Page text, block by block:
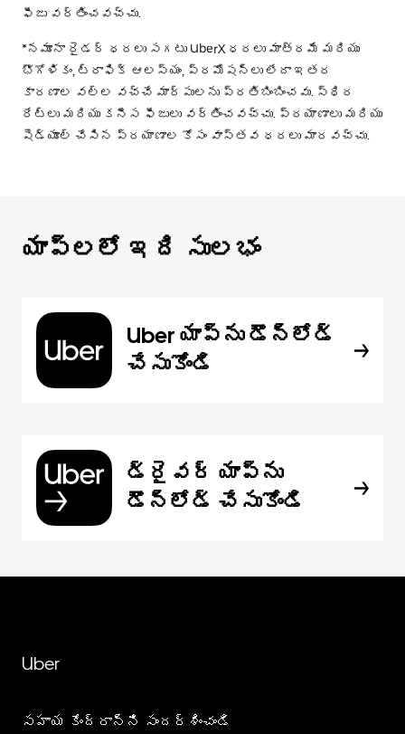
ఫీజు వర్తించవచ్చు.
*నమూనా రైడర్ ధరలు సగటు UberX ధరలు మాత్రమే మరియు
భౌగోళికం, ట్రాఫిక్ ఆలస్యం, ప్రమోషన్లు లేదా ఇతర
కారణాల వల్ల వచ్చే మార్పులను ప్రతిబింబించవు. స్థిర
రేట్లు మరియు కనీస ఫీజులు వర్తించవచ్చు. ప్రయాణాలు మరియు
షెడ్యూల్ చేసిన ప్రయాణాల కోసం వాస్తవ ధరలు మారవచ్చు.
యాప్‌లలో ఇది సులభం
Uber యాప్‌ను డౌన్‌లోడ్
చేసుకోండి
డ్రైవర్ యాప్‌ను
డౌన్‌లోడ్ చేసుకోండి
Uber
సహాయ కేంద్రాన్ని సందర్శించండి